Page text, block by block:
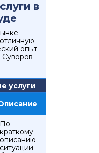
в
опыт
услуги
По
краткому
описанию
ситуации